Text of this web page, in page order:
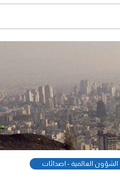
الشؤون العالمية - اصدائات